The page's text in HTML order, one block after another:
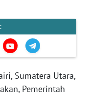
Sumatera Utara,
Pemerintah